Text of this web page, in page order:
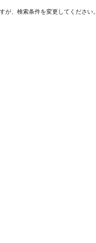
、検索条件を変更してください。